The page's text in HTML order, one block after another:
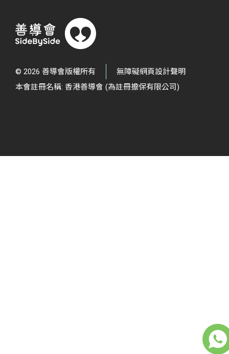
© 2026 善導會版權所有
無障礙網頁設計聲明
本會註冊名稱: 香港善導會 (為註冊擔保有限公司)